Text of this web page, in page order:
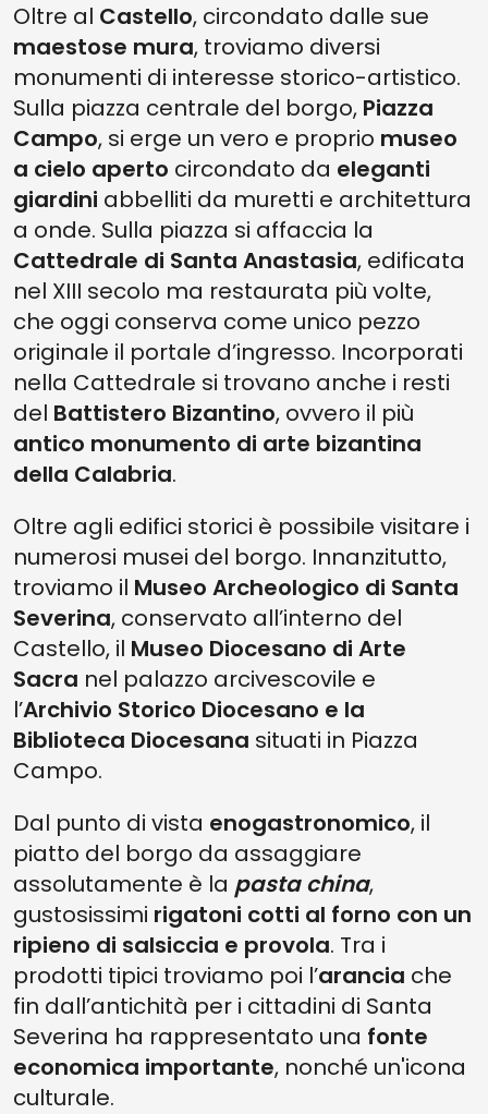
Oltre al Castello, circondato dalle sue
maestose mura, troviamo diversi
monumenti di interesse storico-artistico.
Sulla piazza centrale del borgo, Piazza
Campo, si erge un vero e proprio museo
a cielo aperto circondato da eleganti
giardini abbelliti da muretti e architettura
a onde. Sulla piazza si affaccia la
Cattedrale di Santa Anastasia, edificata
nel XIII secolo ma restaurata più volte,
che oggi conserva come unico pezzo
originale il portale d’ingresso. Incorporati
nella Cattedrale si trovano anche i resti
del Battistero Bizantino, ovvero il più
antico monumento di arte bizantina
della Calabria.
Oltre agli edifici storici è possibile visitare i
numerosi musei del borgo. Innanzitutto,
troviamo il Museo Archeologico di Santa
Severina, conservato all’interno del
Castello, il Museo Diocesano di Arte
Sacra nel palazzo arcivescovile e
l’Archivio Storico Diocesano e la
Biblioteca Diocesana situati in Piazza
Campo.
Dal punto di vista enogastronomico, il
piatto del borgo da assaggiare
assolutamente è la pasta china,
gustosissimi rigatoni cotti al forno con un
ripieno di salsiccia e provola. Tra i
prodotti tipici troviamo poi l’arancia che
fin dall’antichità per i cittadini di Santa
Severina ha rappresentato una fonte
economica importante, nonché un'icona
culturale.